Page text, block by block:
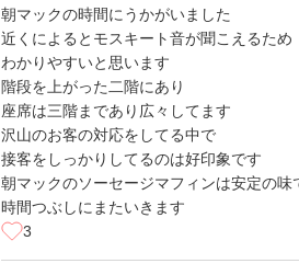
朝マックの時間にうかがいました
近くによるとモスキート音が聞こえるため
わかりやすいと思います
階段を上がった二階にあり
座席は三階まであり広々してます
沢山のお客の対応をしてる中で
接客をしっかりしてるのは好印象です
朝マックのソーセージマフィンは安定の味
時間つぶしにまたいきます
3